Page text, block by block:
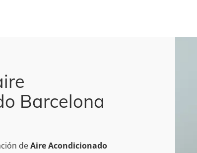
Barcelona
deAire Acondicionado